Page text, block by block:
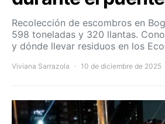
Recolección de escombros en
598 toneladas y 320 llantas.
y dónde llevar residuos en los
Viviana Sarrazola 10 de diciembre de 2025